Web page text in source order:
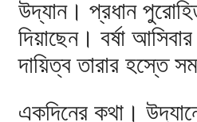
উদ্যান। প্রধান
দিয়াছেন। বর্ষা
দায়িত্ব তারার হস্তে
একদিনের কথা।